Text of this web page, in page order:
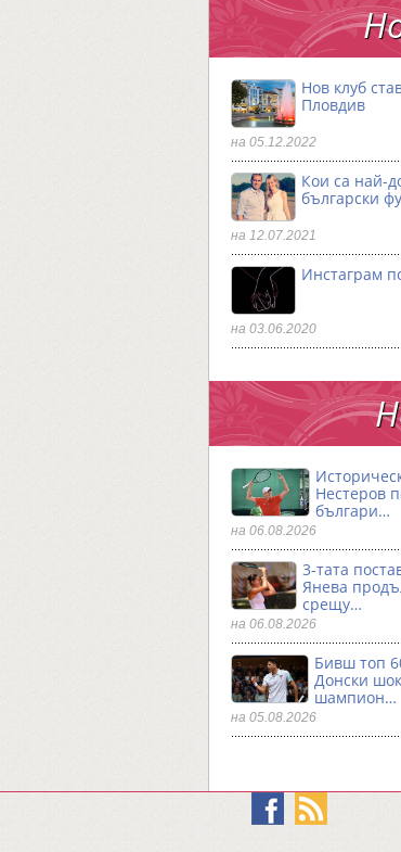
Нов клуб
Пловдив
на 05.12.2022
Кои са най-
български
на 12.07.2021
Инстаграм
на 03.06.2020
Нестеров
българи…
на 06.08.2026
3-тата
Янева
срещу…
на 06.08.2026
Бивш топ
Донски
шампион…
на 05.08.2026